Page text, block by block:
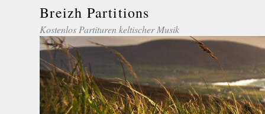
Breizh Partitions
Kostenlos Partituren keltischer Musik